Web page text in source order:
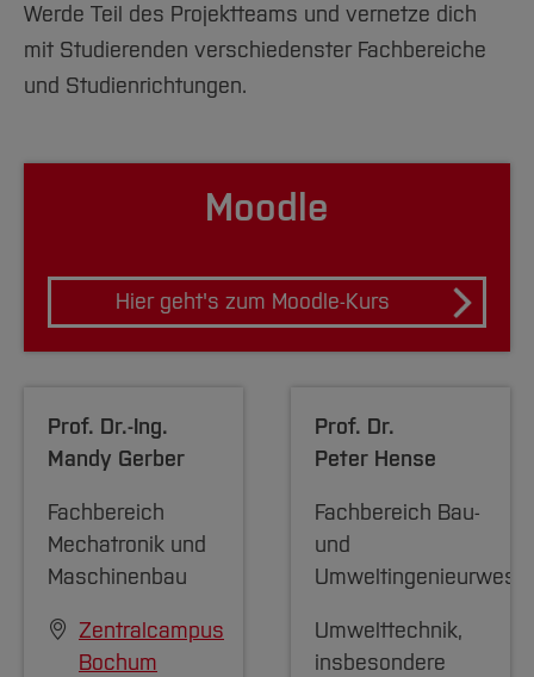
Werde Teil des Projektteams und vernetze dich
mit Studierenden verschiedenster Fachbereiche
und Studienrichtungen.
Moodle
Hier geht's zum Moodle-Kurs
Prof. Dr.-Ing.
Mandy Gerber
Fachbereich
Mechatronik und
Maschinenbau
Zentralcampus
Bochum
Prof. Dr.
Peter Hense
Fachbereich Bau-
und
Umwelttechnik,
insbesondere